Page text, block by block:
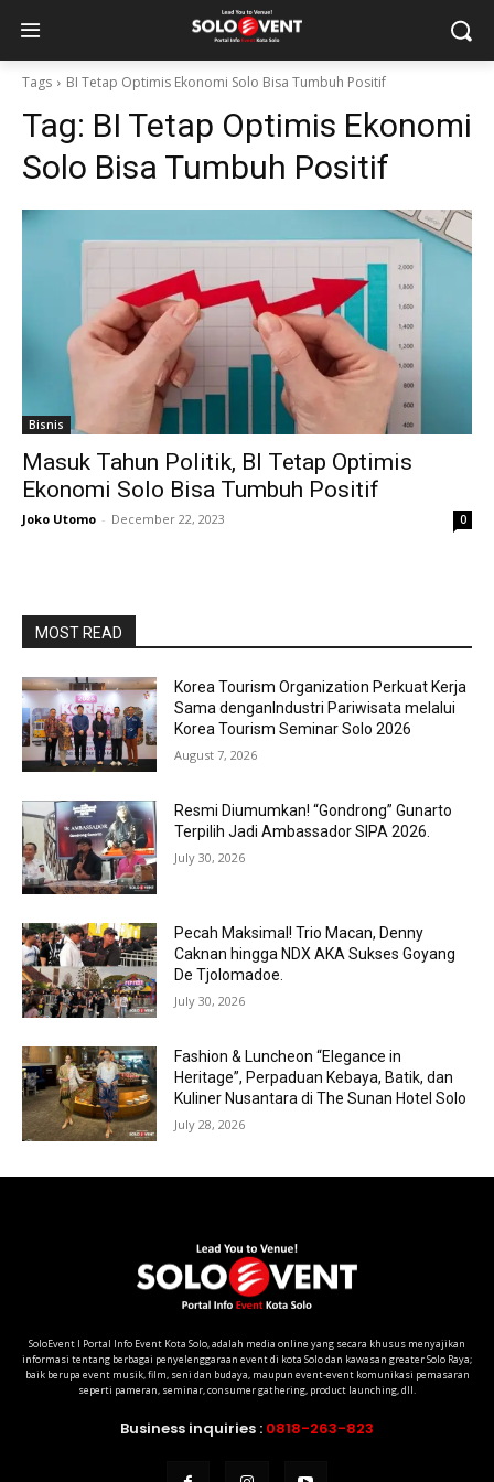
Tags BI Tetap Optimis Ekonomi Solo Bisa Tumbuh Positif
Tag: BI Tetap Optimis Ekonomi
Solo Bisa Tumbuh Positif
Bisnis
Masuk Tahun Politik, BI Tetap Optimis
Ekonomi Solo Bisa Tumbuh Positif
Joko Utomo - December 22, 2023 0
MOST READ
Korea Tourism Organization Perkuat Kerja
Sama denganIndustri Pariwisata melalui
Korea Tourism Seminar Solo 2026
August 7, 2026
Resmi Diumumkan! “Gondrong” Gunarto
Terpilih Jadi Ambassador SIPA 2026.
July 30, 2026
Pecah Maksimal! Trio Macan, Denny
Caknan hingga NDX AKA Sukses Goyang
De Tjolomadoe.
July 30, 2026
Fashion & Luncheon “Elegance in
Heritage”, Perpaduan Kebaya, Batik, dan
Kuliner Nusantara di The Sunan Hotel Solo
July 28, 2026
SoloEvent I Portal Info Event Kota Solo, adalah media online yang secara khusus menyajikan
informasi tentang berbagai penyelenggaraan event di kota Solo dan kawasan greater Solo Raya;
baik berupa event musik, film, seni dan budaya, maupun event-event komunikasi pemasaran
seperti pameran, seminar, consumer gathering, product launching, dll.
Business inquiries : 0818-263-823